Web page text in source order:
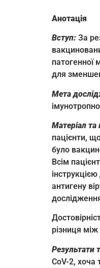
Анотація
Вступ: За
патогенної
для
Мета
Матеріал
пацієнти,
було
Всім
антигену
різниця
Результати
CoV-2, хоча